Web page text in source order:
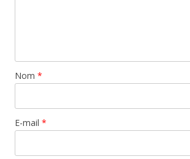
Nom *
E-mail *